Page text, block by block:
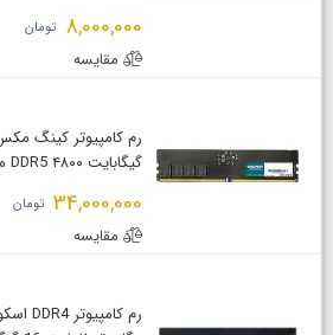
مقایسه
8,000,000 تومان
گیگابایت DDR5 ۴۸۰۰ مگاهرتز
مقایسه
34,000,000 تومان